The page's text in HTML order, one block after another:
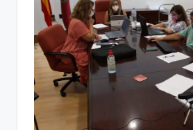
informa
Cartagena,
Cartagena,